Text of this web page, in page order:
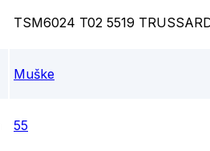
TSM6024 T02 5519
Muške
55